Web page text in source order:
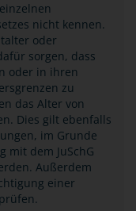
nicht kennen.
oder
sorgen, dass
oder in ihren
zu
das Alter von
Dies gilt ebenfalls
im Grunde
mit dem JuSchG
Außerdem
einer